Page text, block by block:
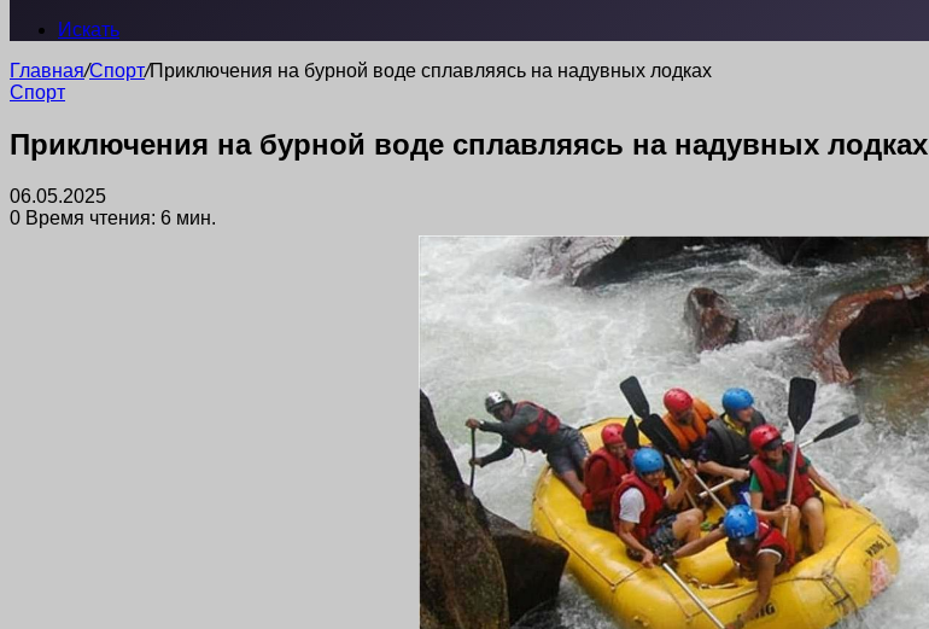
Искать
Главная/Спорт/Приключения на бурной воде сплавляясь на надувных лодках
Спорт
Приключения на бурной воде сплавляясь на надувных лодках
06.05.2025
0 Время чтения: 6 мин.